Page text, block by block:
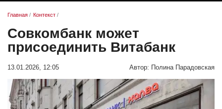
Главная / Контекст /
Совкомбанк может
присоединить Витабанк
13.01.2026, 12:05 Автор: Полина Парадовская